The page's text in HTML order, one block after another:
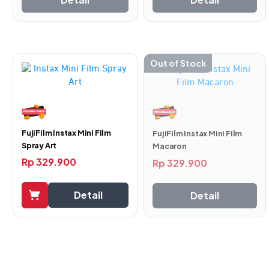
baterai, strap, dan film, menjadikannya nyaman dibawa ke
mana saja tanpa ragu. Bahkan dimasukkan ke tas kecil
Lensa Tajam & Detail Maksimal
FujiFilm Instax Mini Film
Spray Art
Rp329.900
Detail
Out of Stock
FujiFilm Instax Mini Film
Macaron
Rp329.900
Detail